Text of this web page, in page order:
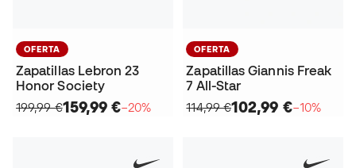
OFERTA
Zapatillas Lebron 23
Honor Society
199,99 €159,99 €−20%
OFERTA
Zapatillas Giannis Freak
7 All-Star
114,99 €102,99 €−10%